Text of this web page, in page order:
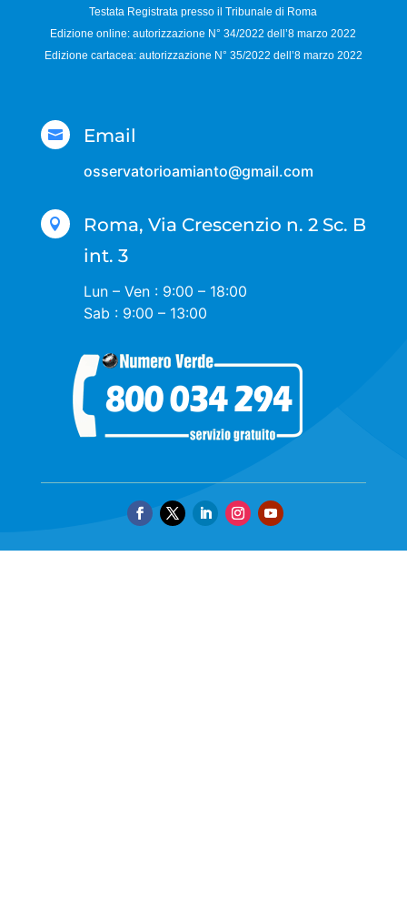
Testata Registrata presso il Tribunale di Roma
Edizione online: autorizzazione N°34/2022 dell’8 marzo 2022
Edizione cartacea: autorizzazione N° 35/2022 dell’8 marzo 2022
 Email
osservatorioamianto@gmail.com

Roma, Via Crescenzio n. 2 Sc. B
int. 3
Lun – Ven : 9:00 – 18:00
Sab : 9:00 – 13:00